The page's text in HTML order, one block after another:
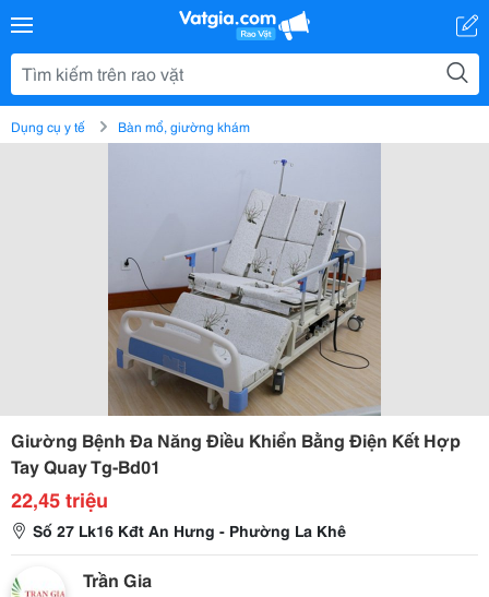
Dụng cụ y tế Bàn mổ, giường khám
Giường Bệnh Đa Năng Điều Khiển Bằng Điện Kết Hợp
Tay Quay Tg-Bd01
22,45 triệu
Số 27 Lk16 Kđt An Hưng - Phường La Khê
Trần Gia